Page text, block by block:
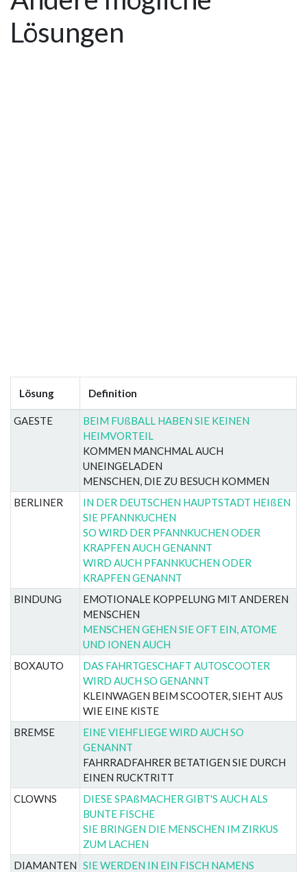
Lösungen
Lösung Definition
GAESTE
BEIM FUßBALL HABEN SIE KEINEN
HEIMVORTEIL
KOMMEN MANCHMAL AUCH
UNEINGELADEN
MENSCHEN, DIE ZU BESUCH KOMMEN
BERLINER
IN DER DEUTSCHEN HAUPTSTADT HEIßEN
SIE PFANNKUCHEN
SO WIRD DER PFANNKUCHEN ODER
KRAPFEN AUCH GENANNT
WIRD AUCH PFANNKUCHEN ODER
KRAPFEN GENANNT
BINDUNG
EMOTIONALE KOPPELUNG MIT ANDEREN
MENSCHEN
MENSCHEN GEHEN SIE OFT EIN, ATOME
UND IONEN AUCH
BOXAUTO
DAS FAHRTGESCHAFT AUTOSCOOTER
WIRD AUCH SO GENANNT
KLEINWAGEN BEIM SCOOTER, SIEHT AUS
WIE EINE KISTE
BREMSE
EINE VIEHFLIEGE WIRD AUCH SO
GENANNT
FAHRRADFAHRER BETATIGEN SIE DURCH
EINEN RUCKTRITT
CLOWNS
DIESE SPAßMACHER GIBT'S AUCH ALS
BUNTE FISCHE
SIE BRINGEN DIE MENSCHEN IM ZIRKUS
ZUM LACHEN
DIAMANTEN SIE WERDEN IN EIN FISCH NAMENS